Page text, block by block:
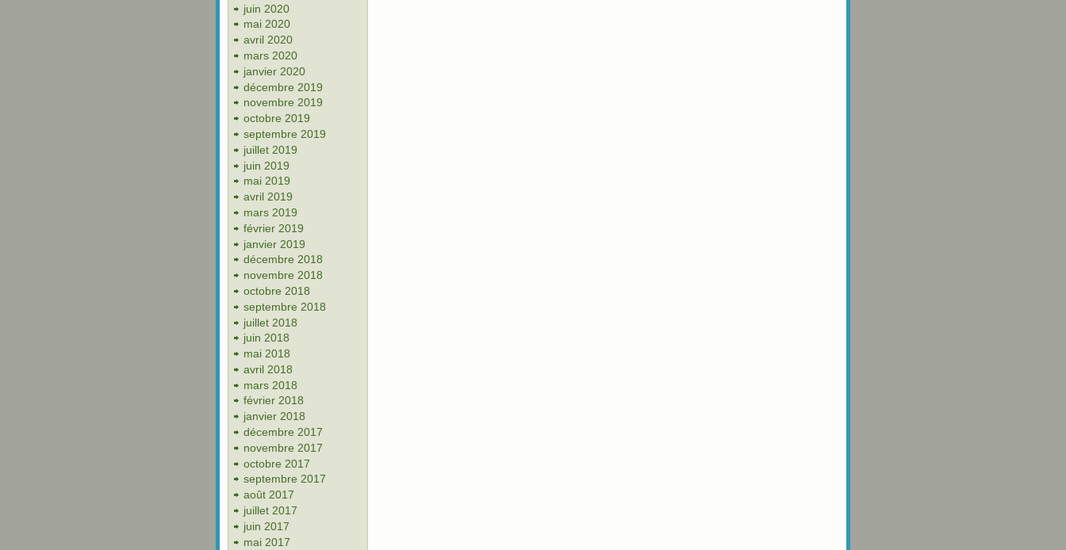
juin 2020
mai 2020
avril 2020
mars 2020
janvier 2020
décembre 2019
novembre 2019
octobre 2019
septembre 2019
juillet 2019
juin 2019
mai 2019
avril 2019
mars 2019
février 2019
janvier 2019
décembre 2018
novembre 2018
octobre 2018
septembre 2018
juillet 2018
juin 2018
mai 2018
avril 2018
mars 2018
février 2018
janvier 2018
décembre 2017
novembre 2017
octobre 2017
septembre 2017
août 2017
juillet 2017
juin 2017
mai 2017